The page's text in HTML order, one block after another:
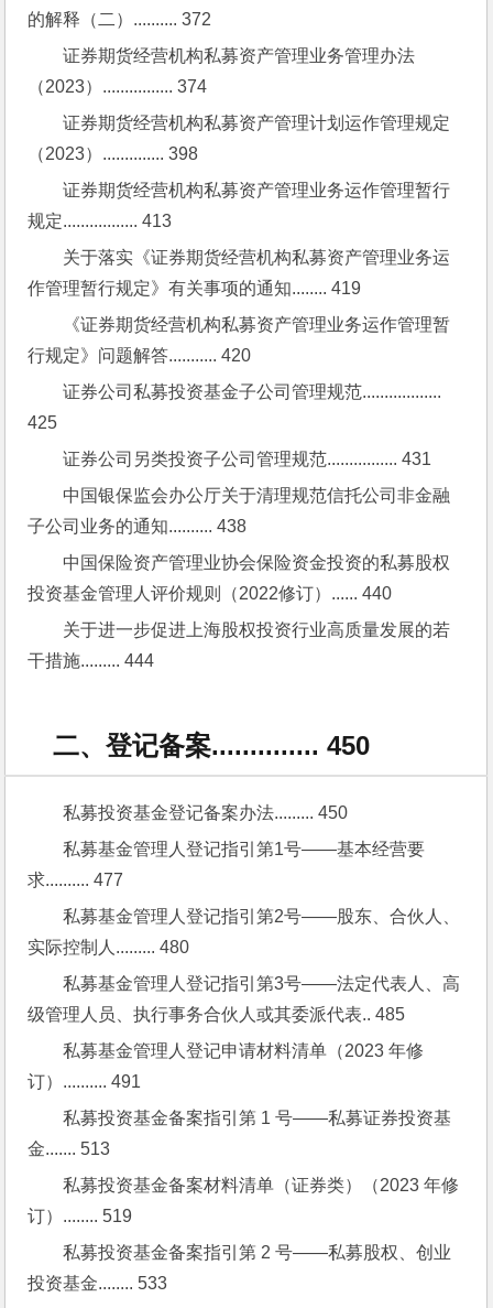
的解释（二）.......... 372
证券期货经营机构私募资产管理业务管理办法
（2023）................ 374
证券期货经营机构私募资产管理计划运作管理规定
（2023）.............. 398
证券期货经营机构私募资产管理业务运作管理暂行
规定................. 413
关于落实《证券期货经营机构私募资产管理业务运
作管理暂行规定》有关事项的通知........ 419
《证券期货经营机构私募资产管理业务运作管理暂
行规定》问题解答........... 420
证券公司私募投资基金子公司管理规范..................
425
证券公司另类投资子公司管理规范................ 431
中国银保监会办公厅关于清理规范信托公司非金融
子公司业务的通知.......... 438
中国保险资产管理业协会保险资金投资的私募股权
投资基金管理人评价规则（2022修订）...... 440
关于进一步促进上海股权投资行业高质量发展的若
干措施......... 444
二、登记备案.............. 450
私募投资基金登记备案办法......... 450
私募基金管理人登记指引第1号——基本经营要
求.......... 477
私募基金管理人登记指引第2号——股东、合伙人、
实际控制人......... 480
私募基金管理人登记指引第3号——法定代表人、高
级管理人员、执行事务合伙人或其委派代表.. 485
私募基金管理人登记申请材料清单（2023 年修
订）.......... 491
私募投资基金备案指引第 1 号——私募证券投资基
金....... 513
私募投资基金备案材料清单（证券类）（2023 年修
订）........ 519
私募投资基金备案指引第 2 号——私募股权、创业
投资基金........ 533